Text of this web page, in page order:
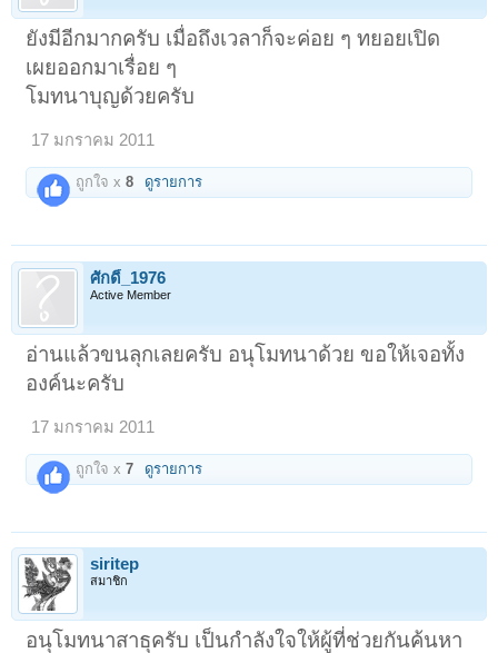
ยังมีอีกมากครับ เมื่อถึงเวลาก็จะค่อย ๆ ทยอยเปิด
เผยออกมาเรื่อย ๆ
โมทนาบุญด้วยครับ
17 มกราคม 2011
ถูกใจ x8 ดูรายการ
ศักดิ์_1976
Active Member
อ่านแล้วขนลุกเลยครับ อนุโมทนาด้วย ขอให้เจอทั้ง
องค์นะครับ
17 มกราคม 2011
ถูกใจ x7 ดูรายการ
siritep
สมาชิก
อนุโมทนาสาธุครับ เป็นกำลังใจให้ผู้ที่ช่วยกันค้นหา